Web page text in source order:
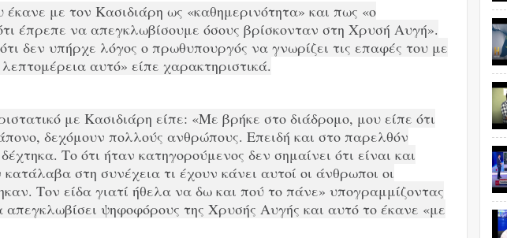
με τον Κασιδιάρη ως «καθημερινότητα» και πως «ο
έπρεπε να απεγκλωβίσουμε όσους βρίσκονταν στη Χρυσή Αυγή».
δεν υπήρχε λόγος ο πρωθυπουργός να γνωρίζει τις επαφές του με
αυτό» είπε χαρακτηριστικά.
με Κασιδιάρη είπε: «Με βρήκε στο διάδρομο, μου είπε ότι
δεχόμουν πολλούς ανθρώπους. Επειδή και στο παρελθόν
Το ότι ήταν κατηγορούμενος δεν σημαίνει ότι είναι και
στη συνέχεια τι έχουν κάνει αυτοί οι άνθρωποι οι
Τον είδα γιατί ήθελα να δω και πού το πάνε» υπογραμμίζοντας
απεγκλωβίσει ψηφοφόρους της Χρυσής Αυγής και αυτό το έκανε «με